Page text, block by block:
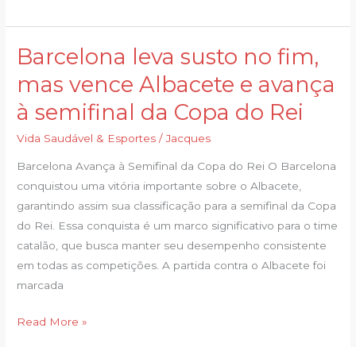
nacional
Barcelona leva susto no fim,
mas vence Albacete e avança
à semifinal da Copa do Rei
Vida Saudável & Esportes /Jacques
Barcelona Avança à Semifinal da Copa do Rei O Barcelona
conquistou uma vitória importante sobre o Albacete,
garantindo assim sua classificação para a semifinal da Copa
do Rei. Essa conquista é um marco significativo para o time
catalão, que busca manter seu desempenho consistente
em todas as competições. A partida contra o Albacete foi
marcada
Barcelona
susto
no
fim,
vence
Albacete
e
avança
à
semifinal
da
do
Read More »